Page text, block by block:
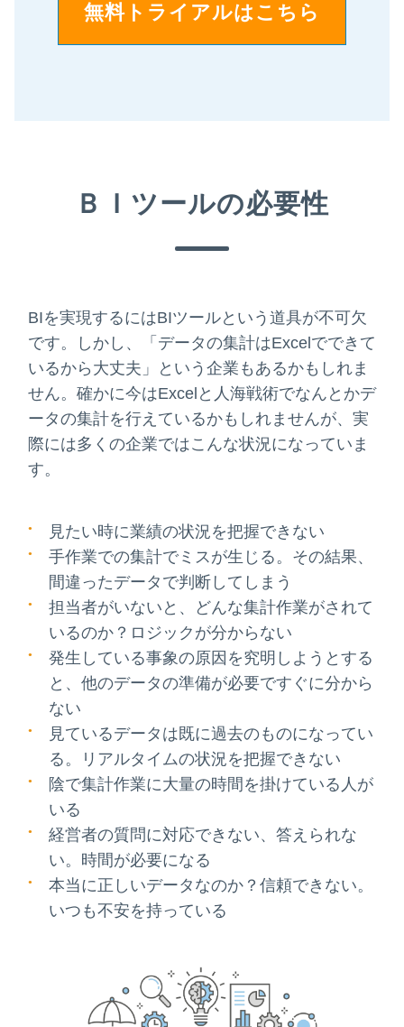
無料トライアルはこちら
ＢＩツールの必要性
BIを実現するにはBIツールという道具が不可欠
です。しかし、「データの集計はExcelでできて
いるから大丈夫」という企業もあるかもしれま
せん。確かに今はExcelと人海戦術でなんとかデ
ータの集計を行えているかもしれませんが、実
際には多くの企業ではこんな状況になっていま
す。
見たい時に業績の状況を把握できない
手作業での集計でミスが生じる。その結果、
間違ったデータで判断してしまう
担当者がいないと、どんな集計作業がされて
いるのか？ロジックが分からない
発生している事象の原因を究明しようとする
と、他のデータの準備が必要ですぐに分から
ない
見ているデータは既に過去のものになってい
る。リアルタイムの状況を把握できない
陰で集計作業に大量の時間を掛けている人が
いる
経営者の質問に対応できない、答えられな
い。時間が必要になる
本当に正しいデータなのか？信頼できない。
いつも不安を持っている